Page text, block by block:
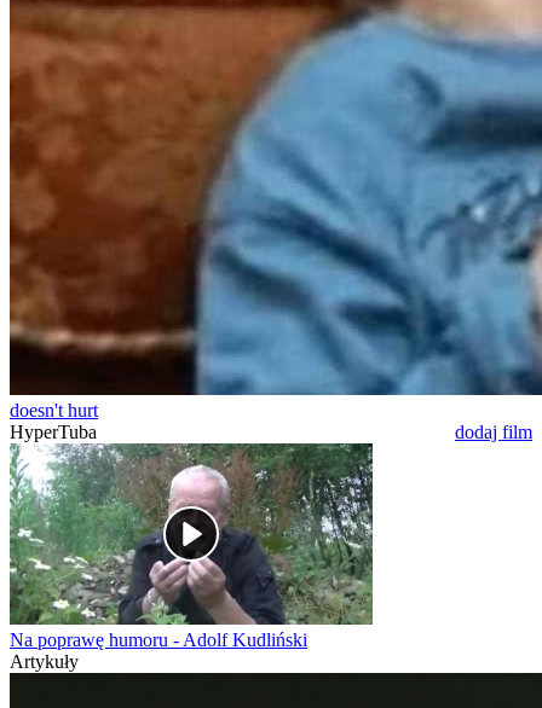
doesn't hurt
HyperTuba
dodaj film
Na poprawę humoru - Adolf Kudliński
Artykuły